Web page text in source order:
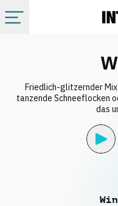
Alle Alben
Friedlich-glitzernder
tanzende Schneeflocken
das